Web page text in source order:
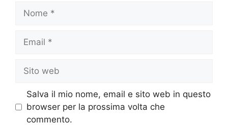
web
Salva il mio nome, email e sito web in questo
browser per la prossima volta che
commento.